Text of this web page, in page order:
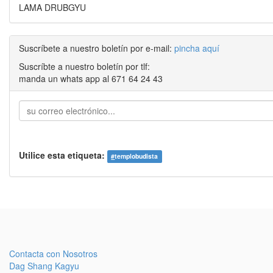
LAMA DRUBGYU
Suscríbete a nuestro boletín por e-mail: pincha aquí
Suscríbte a nuestro boletín por tlf:
manda un whats app al 671 64 24 43
Utilice esta etiqueta: #templobudista
Contacta con Nosotros
Dag Shang Kagyu